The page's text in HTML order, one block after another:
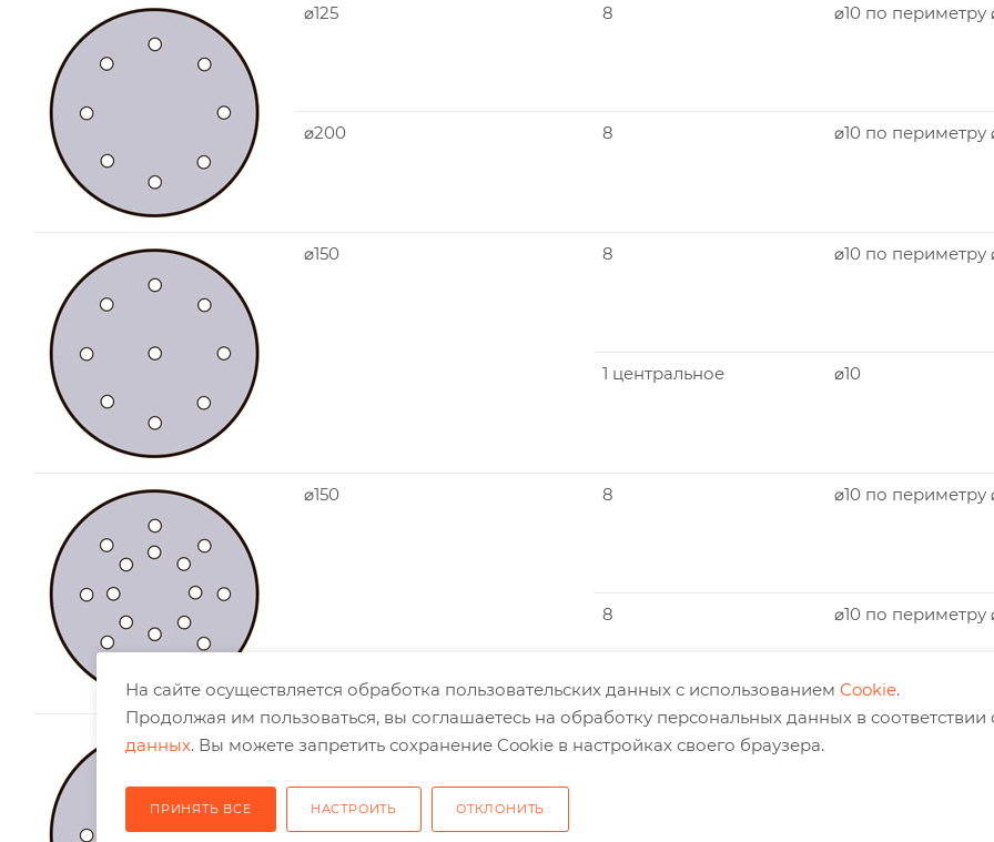
⌀125 8 ⌀10 по периметру
⌀200 8 ⌀10 по периметру
⌀150 8 ⌀10 по периметру
1 центральное ⌀10
⌀150 8 ⌀10 по периметру
8 ⌀10 по периметру
На сайте осуществляется обработка пользовательских данных с использованием Cookie.
Продолжая им пользоваться, вы соглашаетесь на обработку персональных данных в соответствии
данных. Вы можете запретить сохранение Cookie в настройках своего браузера.
ПРИНЯТЬ ВСЕ НАСТРОИТЬ ОТКЛОНИТЬ